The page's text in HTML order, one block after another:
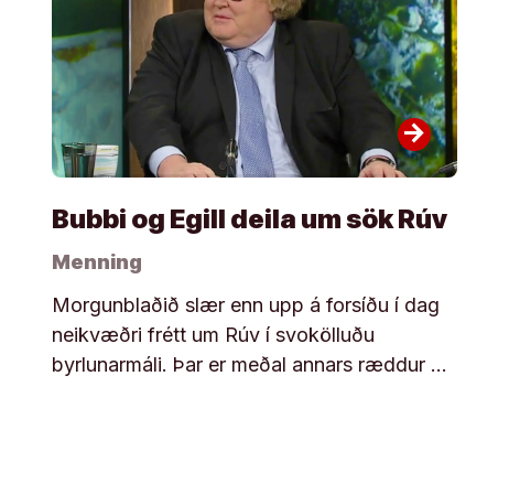
arrow_forward
Bubbi og Egill deila um sök Rúv
Menning
Morgunblaðið slær enn upp á forsíðu í dag
neikvæðri frétt um Rúv í svokölluðu
byrlunarmáli. Þar er meðal annars ræddur …